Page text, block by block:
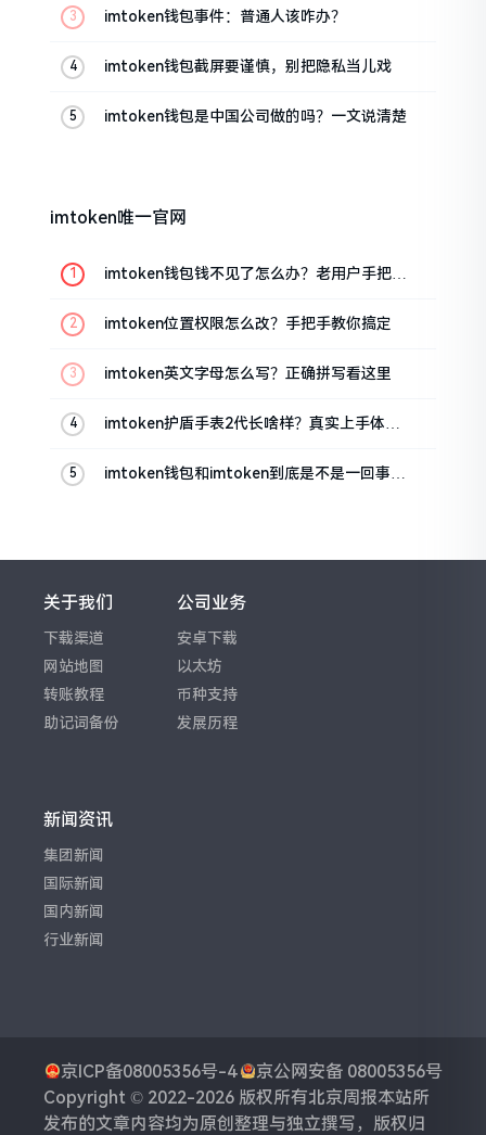
imtoken钱包事件：普通人该咋办？
imtoken钱包截屏要谨慎，别把隐私当儿戏
imtoken钱包是中国公司做的吗？一文说清楚
imtoken唯一官网
imtoken钱包钱不见了怎么办？老用户手把手
imtoken位置权限怎么改？手把手教你搞定
imtoken英文字母怎么写？正确拼写看这里
imtoken护盾手表2代长啥样？真实上手体验
imtoken钱包和imtoken到底是不是一回事？
关于我们
下载渠道
网站地图
转账教程
助记词备份
公司业务
安卓下载
以太坊
币种支持
发展历程
新闻资讯
集团新闻
国际新闻
国内新闻
行业新闻
京ICP备08005356号-4
京公网安备 08005356号
Copyright © 2022-2026 版权所有北京周报本站所
发布的文章内容均为原创整理与独立撰写，版权归